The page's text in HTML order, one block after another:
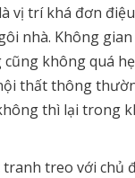
vị trí khá đơn
nhà. Không
không quá
thất thông
thì lại trong
treo với chủ